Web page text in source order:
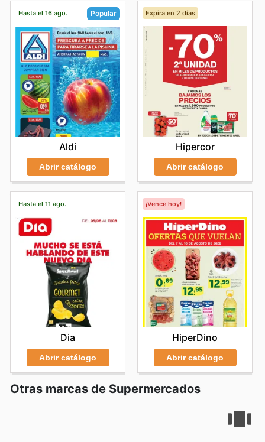
disfrutar de la mejor selección de productos y las
ofertas más competitivas.
Hasta el 16 ago. Popular
Aldi
Abrir catálogo
Expira en 2 días
Hipercor
Abrir catálogo
Hasta el 11 ago.
Dia
Abrir catálogo
¡Vence hoy!
HiperDino
Abrir catálogo
Otras marcas de Supermercados